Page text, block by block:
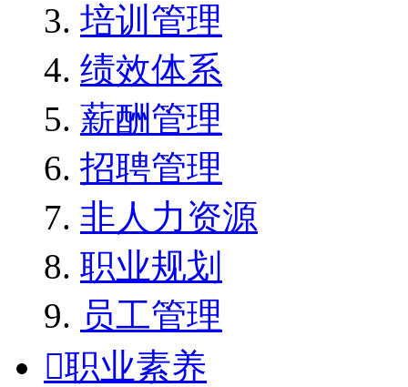
培训管理
绩效体系
薪酬管理
招聘管理
非人力资源
职业规划
员工管理
职业素养